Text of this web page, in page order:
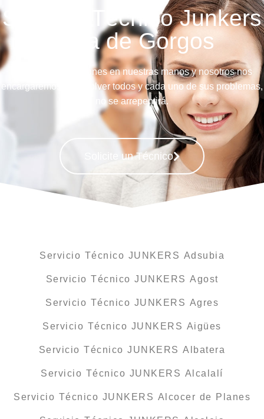
Servicio Técnico Junkers
Gata de Gorgos
Deje sus instalaciones en nuestras manos y nosotros nos
encargaremos de resolver todos y cada uno de sus problemas,
no se arrepentirá.
Solicite un Técnico
Servicio Técnico JUNKERS Adsubia
Servicio Técnico JUNKERS Agost
Servicio Técnico JUNKERS Agres
Servicio Técnico JUNKERS Aigües
Servicio Técnico JUNKERS Albatera
Servicio Técnico JUNKERS Alcalalí
Servicio Técnico JUNKERS Alcocer de Planes